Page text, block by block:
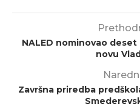
NALED nominovao
novu
Završna priredba